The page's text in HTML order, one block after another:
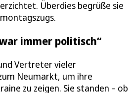
Überdies begrüße sie
immer politisch“
Vertreter vieler
Neumarkt, um ihre
zu zeigen. Sie standen – ob